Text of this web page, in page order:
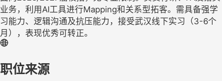
业务，利用AI工具进行Mapping和关系型拓客。需具备强学
习能力、逻辑沟通及抗压能力，接受武汉线下实习（3-6个
月），表现优秀可转正。
职位来源